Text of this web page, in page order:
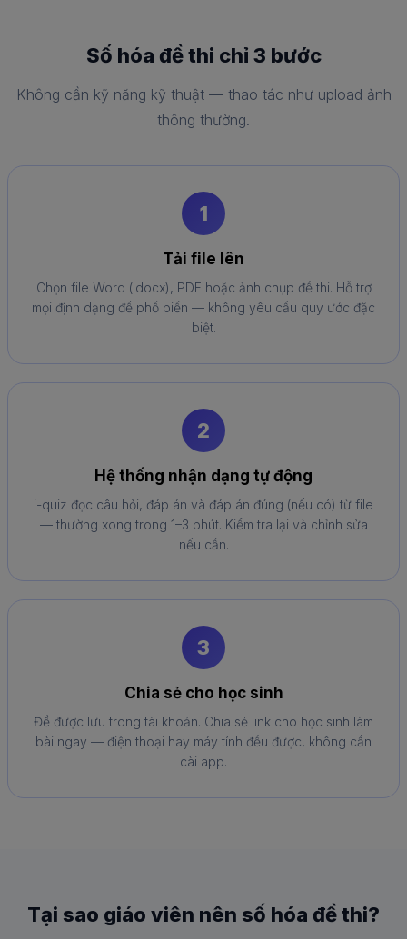
Số hóa đề thi chỉ 3 bước
Không cần kỹ năng kỹ thuật — thao tác như upload ảnh
thông thường.
1
Tải file lên
Chọn file Word (.docx), PDF hoặc ảnh chụp đề thi. Hỗ trợ
mọi định dạng đề phổ biến — không yêu cầu quy ước đặc
biệt.
2
Hệ thống nhận dạng tự động
i-quiz đọc câu hỏi, đáp án và đáp án đúng (nếu có) từ file
— thường xong trong 1–3 phút. Kiểm tra lại và chỉnh sửa
nếu cần.
3
Chia sẻ cho học sinh
Đề được lưu trong tài khoản. Chia sẻ link cho học sinh làm
bài ngay — điện thoại hay máy tính đều được, không cần
cài app.
Tại sao giáo viên nên số hóa đề thi?